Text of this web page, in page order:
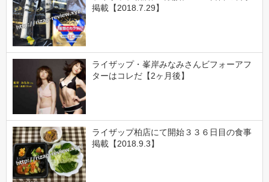
掲載【2018.7.29】
ライザップ・峯岸みなみさんビフォーアフ
ターはコレだ【2ヶ月後】
ライザップ柏店にて開始３３６日目の食事
掲載【2018.9.3】